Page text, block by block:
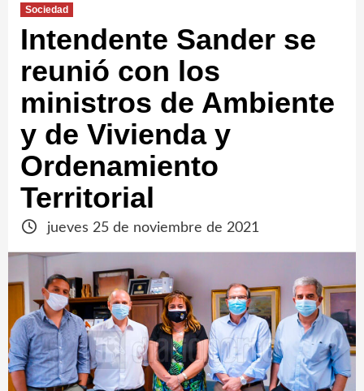
Sociedad
Intendente Sander se
reunió con los
ministros de Ambiente
y de Vivienda y
Ordenamiento
Territorial
jueves 25 de noviembre de 2021